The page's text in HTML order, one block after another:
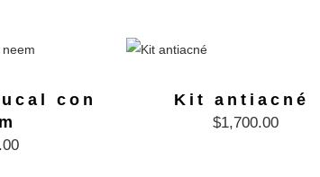
con
Kit antiacné
$1,700.00